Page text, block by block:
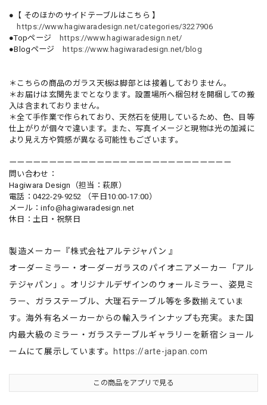
●【 そのほかのサイドテーブルはこちら 】
https://www.hagiwaradesign.net/categories/3227906
●Topページ
https://www.hagiwaradesign.net/
●Blogページ
https://www.hagiwaradesign.net/blog
＊こちらの商品のガラス天板は脚部とは接着しておりません。
＊お届けは玄関先までとなります。設置場所へ梱包材を開梱しての搬
入は含まれておりません。
＊全て手作業で作られており、天然石を使用しているため、色、目等
仕上がりが個々で違います。また、写真イメージと現物は光の加減に
より見え方や質感が異なる可能性もございます。
ーーーーーーーーーーーーーーーーーーーーーーーーーーーー
問い合わせ：
Hagiwara Design（担当：萩原）
電話：0422-29-9252 （平日10:00-17:00）
メール：info@hagiwaradesign.net
休日：土日・祝祭日
製造メーカー『株式会社アルテジャパン 』
オーダーミラー・オーダーガラスのパイオニアメーカー「アル
テジャパン」。オリジナルデザインのウォールミラー、姿見ミ
ラー、ガラステーブル、大理石テーブル等を多数揃えていま
す。海外有名メーカーからの輸入ラインナップも充実。また国
内最大級のミラー・ガラステーブルギャラリーを新宿ショール
ームにて展示しています。 https://arte-japan.com
この商品をアプリで見る